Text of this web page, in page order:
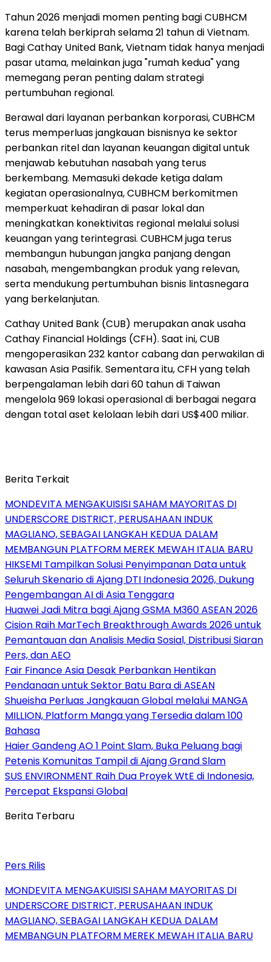
Tahun 2026 menjadi momen penting bagi CUBHCM
karena telah berkiprah selama 21 tahun di Vietnam.
Bagi Cathay United Bank, Vietnam tidak hanya menjadi
pasar utama, melainkan juga "rumah kedua" yang
memegang peran penting dalam strategi
pertumbuhan regional.
Berawal dari layanan perbankan korporasi, CUBHCM
terus memperluas jangkauan bisnisnya ke sektor
perbankan ritel dan layanan keuangan digital untuk
menjawab kebutuhan nasabah yang terus
berkembang. Memasuki dekade ketiga dalam
kegiatan operasionalnya, CUBHCM berkomitmen
memperkuat kehadiran di pasar lokal dan
meningkatkan konektivitas regional melalui solusi
keuangan yang terintegrasi. CUBHCM juga terus
membangun hubungan jangka panjang dengan
nasabah, mengembangkan produk yang relevan,
serta mendukung pertumbuhan bisnis lintasnegara
yang berkelanjutan.
Cathay United Bank (CUB) merupakan anak usaha
Cathay Financial Holdings (CFH). Saat ini, CUB
mengoperasikan 232 kantor cabang dan perwakilan di
kawasan Asia Pasifik. Sementara itu, CFH yang telah
berpengalaman lebih dari 60 tahun di Taiwan
mengelola 969 lokasi operasional di berbagai negara
dengan total aset kelolaan lebih dari US$400 miliar.
Berita Terkait
MONDEVITA MENGAKUISISI SAHAM MAYORITAS DI
UNDERSCORE DISTRICT, PERUSAHAAN INDUK
MAGLIANO, SEBAGAI LANGKAH KEDUA DALAM
MEMBANGUN PLATFORM MEREK MEWAH ITALIA BARU
HIKSEMI Tampilkan Solusi Penyimpanan Data untuk
Seluruh Skenario di Ajang DTI Indonesia 2026, Dukung
Pengembangan AI di Asia Tenggara
Huawei Jadi Mitra bagi Ajang GSMA M360 ASEAN 2026
Cision Raih MarTech Breakthrough Awards 2026 untuk
Pemantauan dan Analisis Media Sosial, Distribusi Siaran
Pers, dan AEO
Fair Finance Asia Desak Perbankan Hentikan
Pendanaan untuk Sektor Batu Bara di ASEAN
Shueisha Perluas Jangkauan Global melalui MANGA
MILLION, Platform Manga yang Tersedia dalam 100
Bahasa
Haier Gandeng AO 1 Point Slam, Buka Peluang bagi
Petenis Komunitas Tampil di Ajang Grand Slam
SUS ENVIRONMENT Raih Dua Proyek WtE di Indonesia,
Percepat Ekspansi Global
Berita Terbaru
Pers Rilis
MONDEVITA MENGAKUISISI SAHAM MAYORITAS DI
UNDERSCORE DISTRICT, PERUSAHAAN INDUK
MAGLIANO, SEBAGAI LANGKAH KEDUA DALAM
MEMBANGUN PLATFORM MEREK MEWAH ITALIA BARU